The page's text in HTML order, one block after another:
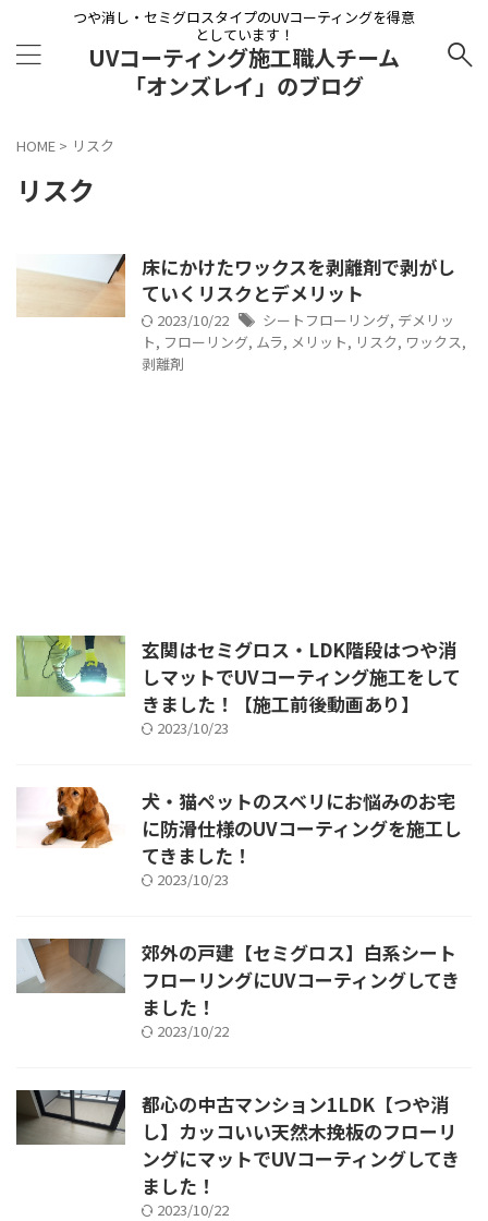
つや消し・セミグロスタイプのUVコーティングを得意
としています！
UVコーティング施工職人チーム
「オンズレイ」のブログ
HOME > リスク
リスク
床にかけたワックスを剥離剤で剥がし
ていくリスクとデメリット
2023/10/22 シートフローリング, デメリッ
ト, フローリング, ムラ, メリット, リスク, ワックス,
剥離剤
玄関はセミグロス・LDK階段はつや消
しマットでUVコーティング施工をして
きました！【施工前後動画あり】
2023/10/23
犬・猫ペットのスベリにお悩みのお宅
に防滑仕様のUVコーティングを施工し
てきました！
2023/10/23
郊外の戸建【セミグロス】白系シート
フローリングにUVコーティングしてき
ました！
2023/10/22
都心の中古マンション1LDK【つや消
し】カッコいい天然木挽板のフローリ
ングにマットでUVコーティングしてき
ました！
2023/10/22